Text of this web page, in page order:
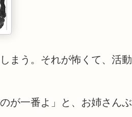
まう。それが怖くて、活動
が一番よ」と、お姉さんぶ